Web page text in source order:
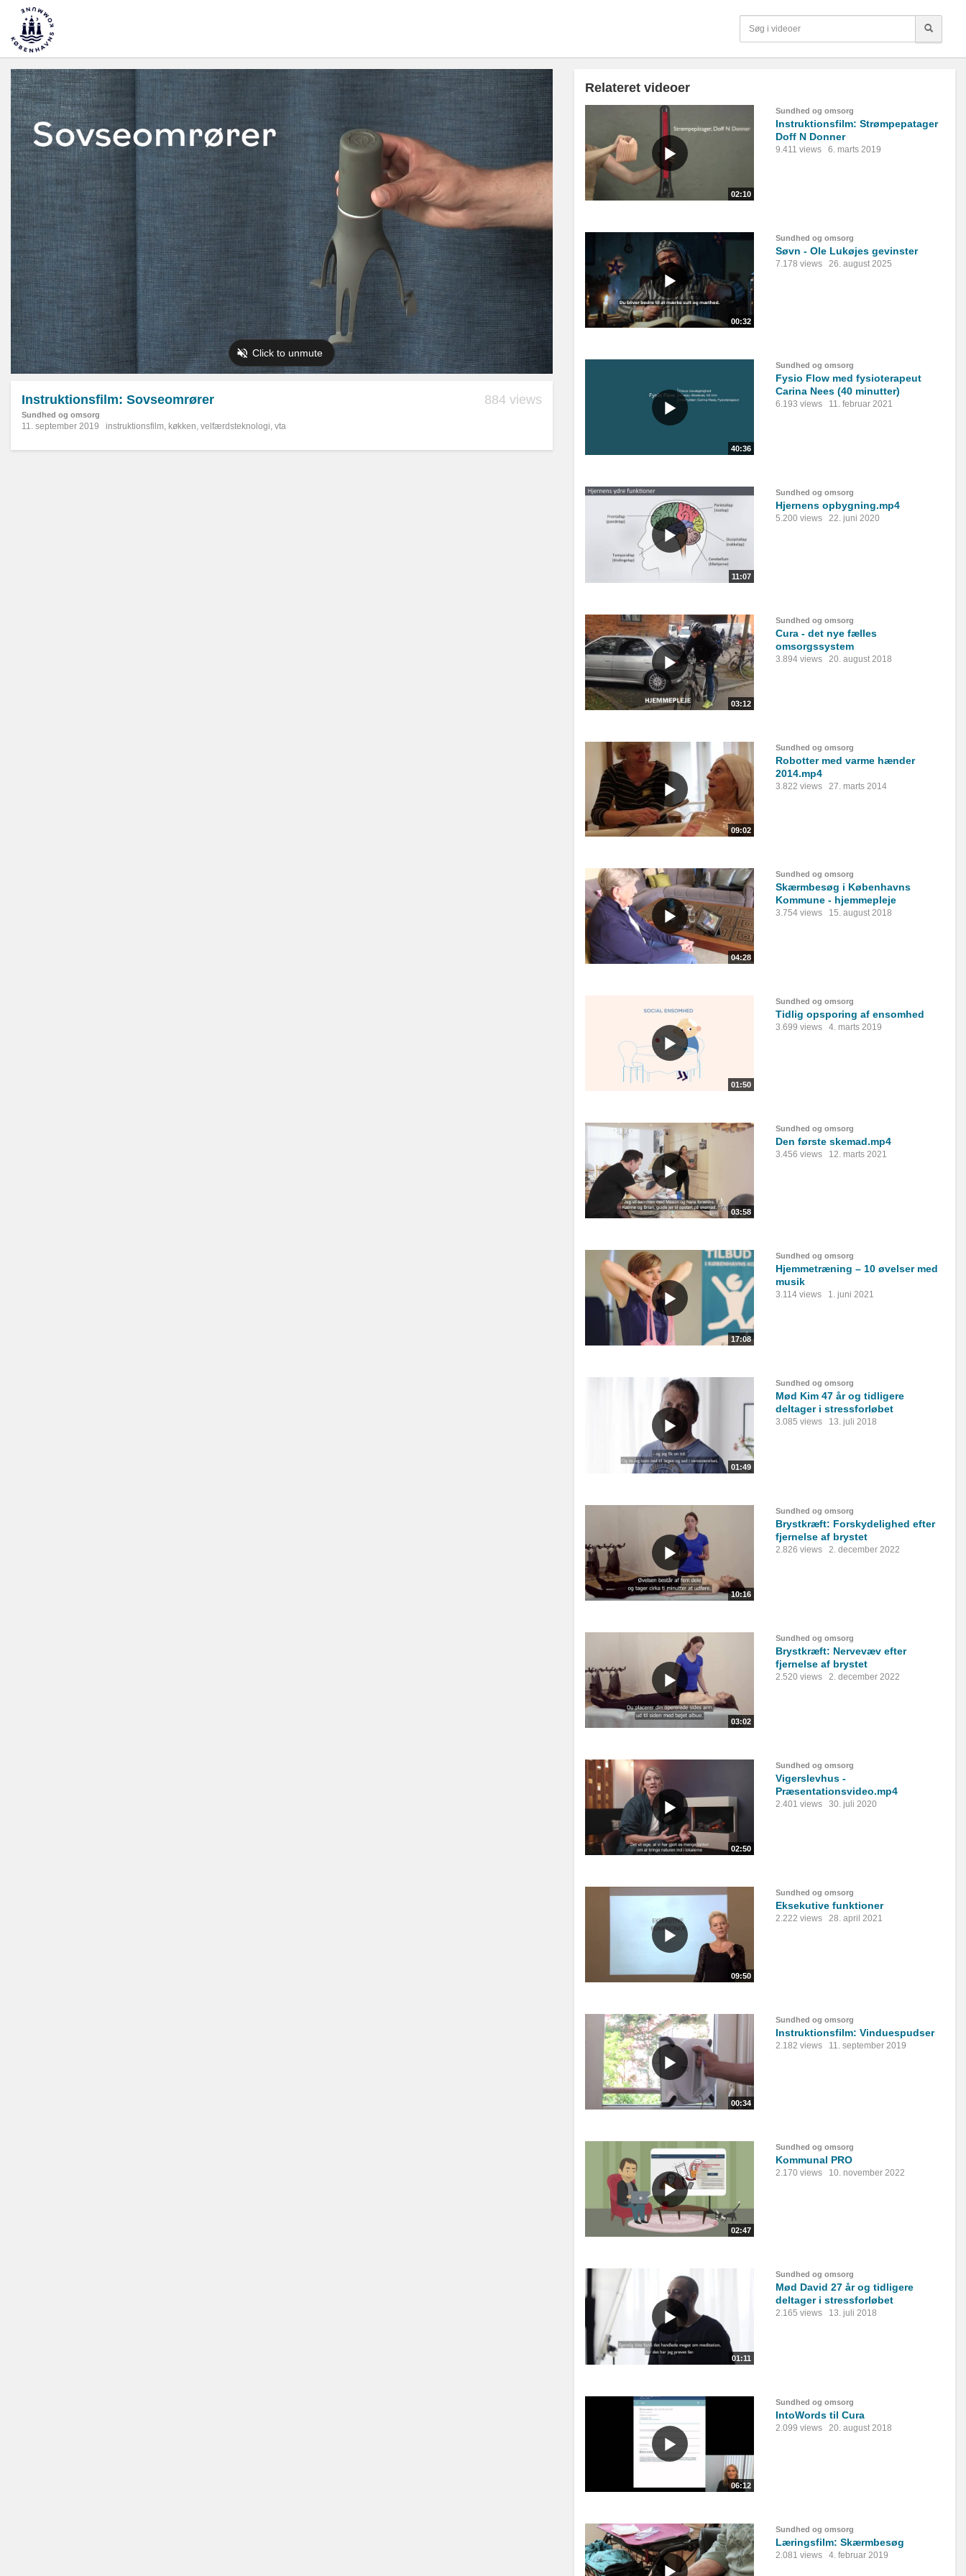
Instruktionsfilm: Sovseomrører
Sundhed og omsorg
884 views
11. september 2019 instruktionsfilm, køkken, velfærdsteknologi, vta
Relateret videoer
02:10
Sundhed og omsorg
Instruktionsfilm: Strømpepatager
Doff N Donner
9.411 views 6. marts 2019
00:32
Sundhed og omsorg
Søvn - Ole Lukøjes gevinster
7.178 views 26. august 2025
40:36
Sundhed og omsorg
Fysio Flow med fysioterapeut
Carina Nees (40 minutter)
6.193 views 11. februar 2021
11:07
Sundhed og omsorg
Hjernens opbygning.mp4
5.200 views 22. juni 2020
03:12
Sundhed og omsorg
Cura - det nye fælles
omsorgssystem
3.894 views 20. august 2018
09:02
Sundhed og omsorg
Robotter med varme hænder
2014.mp4
3.822 views 27. marts 2014
04:28
Sundhed og omsorg
Skærmbesøg i Københavns
Kommune - hjemmepleje
3.754 views 15. august 2018
01:50
Sundhed og omsorg
Tidlig opsporing af ensomhed
3.699 views 4. marts 2019
03:58
Sundhed og omsorg
Den første skemad.mp4
3.456 views 12. marts 2021
17:08
Sundhed og omsorg
Hjemmetræning – 10 øvelser med
musik
3.114 views 1. juni 2021
01:49
Sundhed og omsorg
Mød Kim 47 år og tidligere
deltager i stressforløbet
3.085 views 13. juli 2018
10:16
Sundhed og omsorg
Brystkræft: Forskydelighed efter
fjernelse af brystet
2.826 views 2. december 2022
03:02
Sundhed og omsorg
Brystkræft: Nervevæv efter
fjernelse af brystet
2.520 views 2. december 2022
02:50
Sundhed og omsorg
Vigerslevhus -
Præsentationsvideo.mp4
2.401 views 30. juli 2020
09:50
Sundhed og omsorg
Eksekutive funktioner
2.222 views 28. april 2021
00:34
Sundhed og omsorg
Instruktionsfilm: Vinduespudser
2.182 views 11. september 2019
02:47
Sundhed og omsorg
Kommunal PRO
2.170 views 10. november 2022
01:11
Sundhed og omsorg
Mød David 27 år og tidligere
deltager i stressforløbet
2.165 views 13. juli 2018
06:12
Sundhed og omsorg
IntoWords til Cura
2.099 views 20. august 2018
Sundhed og omsorg
Læringsfilm: Skærmbesøg
2.081 views 4. februar 2019